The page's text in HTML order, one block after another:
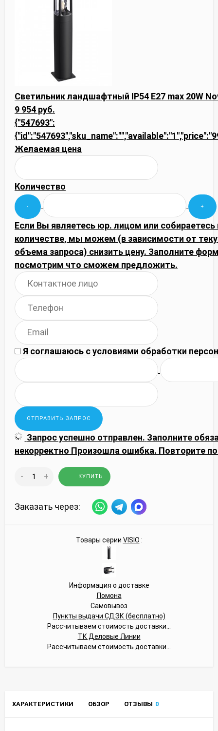
Светильник ландшафтный IP54 E27 max 20W
9 954 руб.
{"547693":
Желаемая цена
Количество
Если Вы являетесь юр. лицом или
количестве, мы можем (в зависимости от
объема запроса) снизить цену. Заполните
посмотрим что сможем предложить.
Я соглашаюсь сусловиями обработки
Запрос успешно отправлен. Заполните
некорректно Произошла ошибка. Повторите
- + КУПИТЬ
Заказать через:
Товары серии VISIO :
Информация о доставке
Помона
Самовывоз
Пункты выдачи СДЭК (бесплатно)
Рассчитываем стоимость доставки...
ТК Деловые Линии
Рассчитываем стоимость доставки...
ХАРАКТЕРИСТИКИ ОБЗОР ОТЗЫВЫ 0